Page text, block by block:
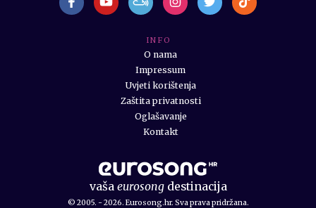
vaša eurosongdestinacija
© 2005. - 2026. Eurosong.hr. Sva prava pridržana.
I N F O
O nama
Impressum
Uvjeti korištenja
Zaštita privatnosti
Oglašavanje
Kontakt